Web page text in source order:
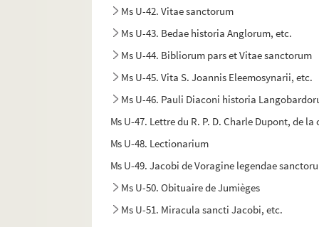
Ms U-42. Vitae sanctorum
Ms U-43. Bedae historia Anglorum, etc.
Ms U-44. Bibliorum pars et Vitae sanctorum
Ms U-45. Vita S. Joannis Eleemosynarii, etc.
Ms U-46. Pauli Diaconi historia
Ms U-47. Lettre du R. P. D. Charle Dupont, de
Ms U-48. Lectionarium
Ms U-49. Jacobi de Voragine legendae
Ms U-50. Obituaire de Jumièges
Ms U-51. Miracula sancti Jacobi, etc.